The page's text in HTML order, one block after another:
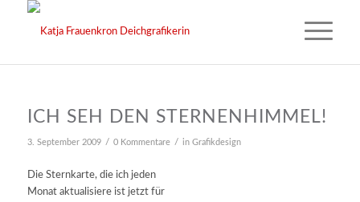
ICH SEH DEN STERNENHIMMEL!
3. September 2009 / 0 Kommentare / in Grafikdesign
Die Sternkarte, die ich jeden
Monat aktualisiere ist jetzt für